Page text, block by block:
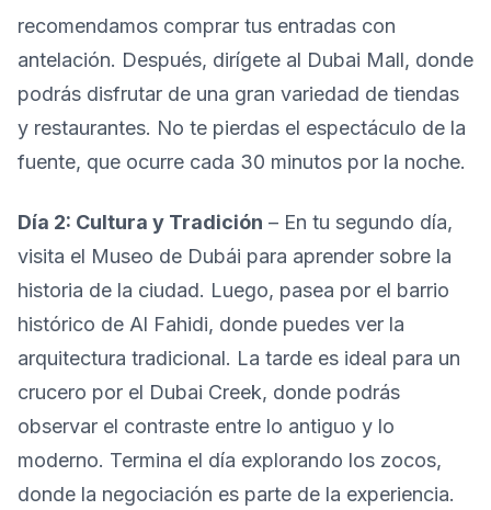
recomendamos comprar tus entradas con
antelación. Después, dirígete al Dubai Mall, donde
podrás disfrutar de una gran variedad de tiendas
y restaurantes. No te pierdas el espectáculo de la
fuente, que ocurre cada 30 minutos por la noche.
Día 2: Cultura y Tradición – En tu segundo día,
visita el Museo de Dubái para aprender sobre la
historia de la ciudad. Luego, pasea por el barrio
histórico de Al Fahidi, donde puedes ver la
arquitectura tradicional. La tarde es ideal para un
crucero por el Dubai Creek, donde podrás
observar el contraste entre lo antiguo y lo
moderno. Termina el día explorando los zocos,
donde la negociación es parte de la experiencia.